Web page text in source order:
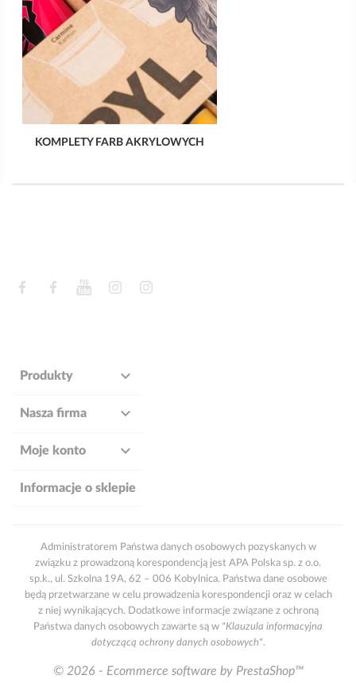
KOMPLETY FARB AKRYLOWYCH
FacebookFacebookYouTubeInstagram
Produkty 
Nasza firma 
Moje konto 
Informacje o sklepie
Administratorem Państwa danych osobowych pozyskanych w
związku z prowadzoną korespondencją jest APA Polska sp. z o.o.
sp.k., ul. Szkolna 19A, 62 – 006 Kobylnica. Państwa dane osobowe
będą przetwarzane w celu prowadzenia korespondencji oraz w celach
z niej wynikających. Dodatkowe informacje związane z ochroną
Państwa danych osobowych zawarte są w "Klauzula informacyjna
dotyczącą ochrony danych osobowych".
© 2026 - Ecommerce software by PrestaShop™